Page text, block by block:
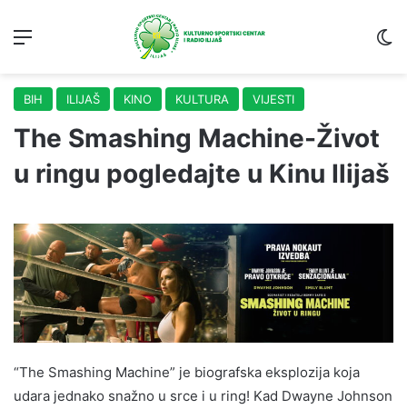
BIH ILIJAŠ KINO KULTURA VIJESTI
The Smashing Machine-Život
u ringu pogledajte u Kinu Ilijaš
“The Smashing Machine” je biografska eksplozija koja
udara jednako snažno u srce i u ring! Kad Dwayne Johnson